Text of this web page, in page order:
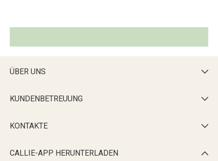
ÜBER UNS 
KUNDENBETREUUNG 
KONTAKTE 
CALLIE-APP HERUNTERLADEN 